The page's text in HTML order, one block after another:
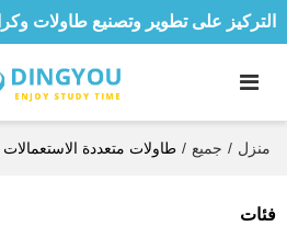
التركيز على تطوير وتصنيع طاولات وكراسي
منزل / جميع / طاولات متعددة الاستعمالات
فئات